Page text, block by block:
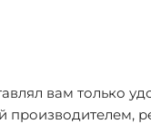
вам только